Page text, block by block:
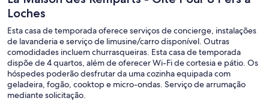
Loches
Esta casa de temporada oferece serviços de concierge, instalações
de lavanderia e serviço de limusine/carro disponível. Outras
comodidades incluem churrasqueiras. Esta casa de temporada
dispõe de 4 quartos, além de oferecer Wi-Fi de cortesia e pátio. Os
hóspedes poderão desfrutar da uma cozinha equipada com
geladeira, fogão, cooktop e micro-ondas. Serviço de arrumação
mediante solicitação.